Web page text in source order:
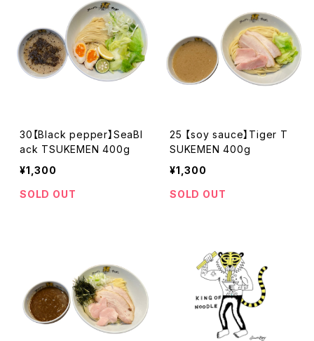
30【Black pepper】SeaBl
ack TSUKEMEN 400g
¥1,300
SOLD OUT
25 【soy sauce】Tiger T
SUKEMEN 400g
¥1,300
SOLD OUT